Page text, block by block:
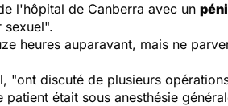
l'hôpital de Canberra avec un
sexuel".
heures auparavant, mais ne
discuté de plusieurs
était sous anesthésie